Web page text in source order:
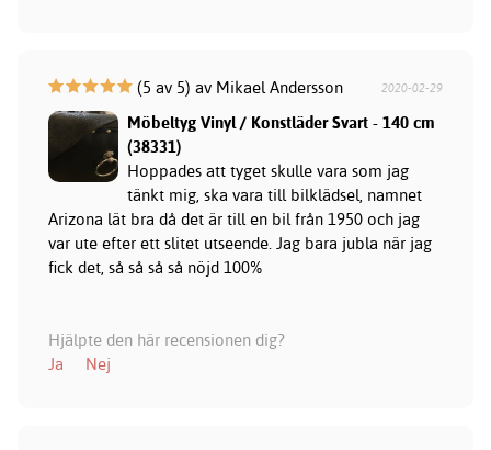
(5 av 5) av Mikael Andersson 2020-02-29
Möbeltyg Vinyl / Konstläder Svart - 140 cm
(38331)
Hoppades att tyget skulle vara som jag
tänkt mig, ska vara till bilklädsel, namnet
Arizona lät bra då det är till en bil från 1950 och jag
var ute efter ett slitet utseende. Jag bara jubla när jag
fick det, så så så så nöjd 100%
Hjälpte den här recensionen dig?
Ja
Nej